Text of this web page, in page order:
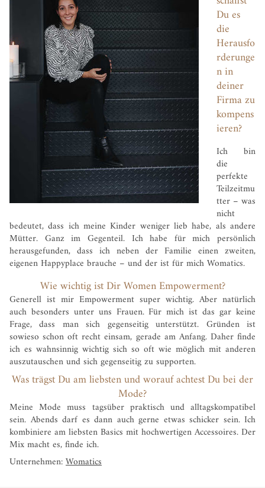
Du es
die
Herausfo
rderunge
n in
deiner
Firma zu
kompens
ieren?
Ich bin
die
perfekte
Teilzeitmu
tter – was
nicht
bedeutet, dass ich meine Kinder weniger lieb habe, als andere
Mütter. Ganz im Gegenteil. Ich habe für mich persönlich
herausgefunden, dass ich neben der Familie einen zweiten,
eigenen Happyplace brauche – und der ist für mich Womatics.
Wie wichtig ist Dir Women Empowerment?
Generell ist mir Empowerment super wichtig. Aber natürlich
auch besonders unter uns Frauen. Für mich ist das gar keine
Frage, dass man sich gegenseitig unterstützt. Gründen ist
sowieso schon oft recht einsam, gerade am Anfang. Daher finde
ich es wahnsinnig wichtig sich so oft wie möglich mit anderen
auszutauschen und sich gegenseitig zu supporten.
Was trägst Du am liebsten und worauf achtest Du bei der
Mode?
Meine Mode muss tagsüber praktisch und alltagskompatibel
sein. Abends darf es dann auch gerne etwas schicker sein. Ich
kombiniere am liebsten Basics mit hochwertigen Accessoires. Der
Mix macht es, finde ich.
Unternehmen:Womatics